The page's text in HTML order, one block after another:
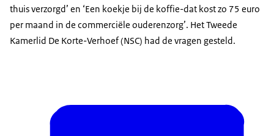
thuis verzorgd’ en ‘Een koekje bij de koffie-dat kost zo 75 euro
per maand in de commerciële ouderenzorg’. Het Tweede
Kamerlid De Korte-Verhoef (NSC) had de vragen gesteld.